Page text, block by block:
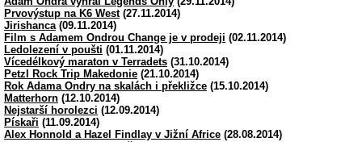
Prvovýstup na K6 West(27.11.2014)
Jirishanca (09.11.2014)
Film s Adamem Ondrou Change je v prodeji (02.11.2014)
Ledolezení v poušti (01.11.2014)
Vícedélkový maraton v Terradets (31.10.2014)
Petzl Rock Trip Makedonie (21.10.2014)
Rok Adama Ondry na skalách i překližce (15.10.2014)
Matterhorn (12.10.2014)
Nejstarší horolezci (12.09.2014)
Pískaři (11.09.2014)
Alex Honnold a Hazel Findlay v Jižní Africe (28.08.2014)